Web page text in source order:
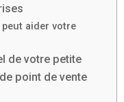
aider votre
de votre petite
point de vente